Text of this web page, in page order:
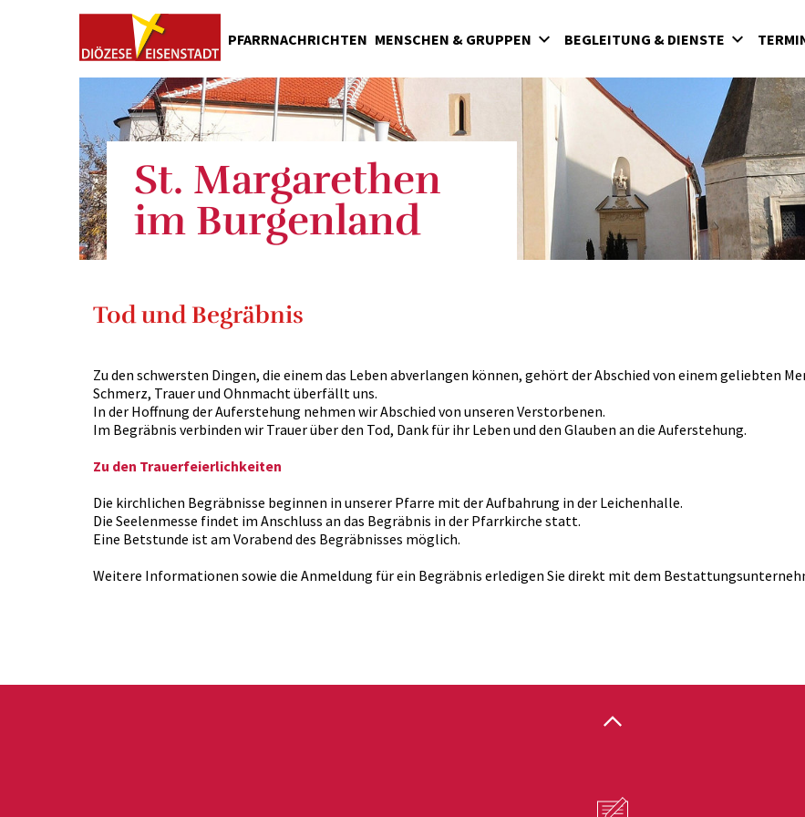
PFARRNACHRICHTEN MENSCHEN & GRUPPEN
Pfarrkanzlei
Pfarrteam
Pfarrgemeinderat
Ministranten
BEGLEITUNG & DIENSTE
Sakramente
Tod und Begräbnis
St. Margarethen
im Burgenland
Tod und Begräbnis
Zu den schwersten Dingen, die einem das Leben abverlangen können, gehört der Abschied von einem geliebten
Schmerz, Trauer und Ohnmacht überfällt uns.
In der Hoffnung der Auferstehung nehmen wir Abschied von unseren Verstorbenen.
Im Begräbnis verbinden wir Trauer über den Tod, Dank für ihr Leben und den Glauben an die Auferstehung.
Zu den Trauerfeierlichkeiten
Die kirchlichen Begräbnisse beginnen in unserer Pfarre mit der Aufbahrung in der Leichenhalle.
Die Seelenmesse findet im Anschluss an das Begräbnis in der Pfarrkirche statt.
Eine Betstunde ist am Vorabend des Begräbnisses möglich.
Weitere Informationen sowie die Anmeldung für ein Begräbnis erledigen Sie direkt mit dem